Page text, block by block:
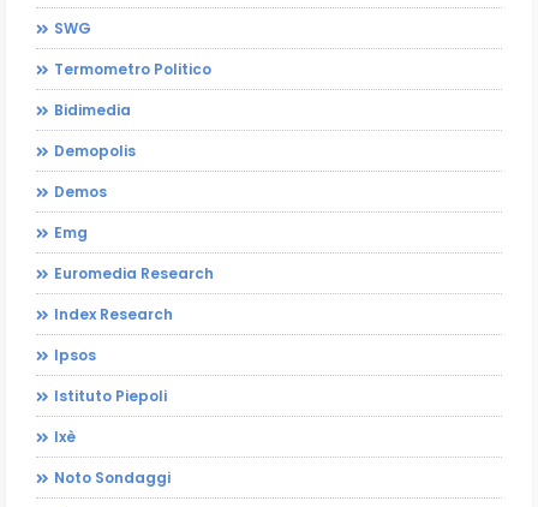
SWG
Termometro Politico
Bidimedia
Demopolis
Demos
Emg
Euromedia Research
Index Research
Ipsos
Istituto Piepoli
Ixè
Noto Sondaggi